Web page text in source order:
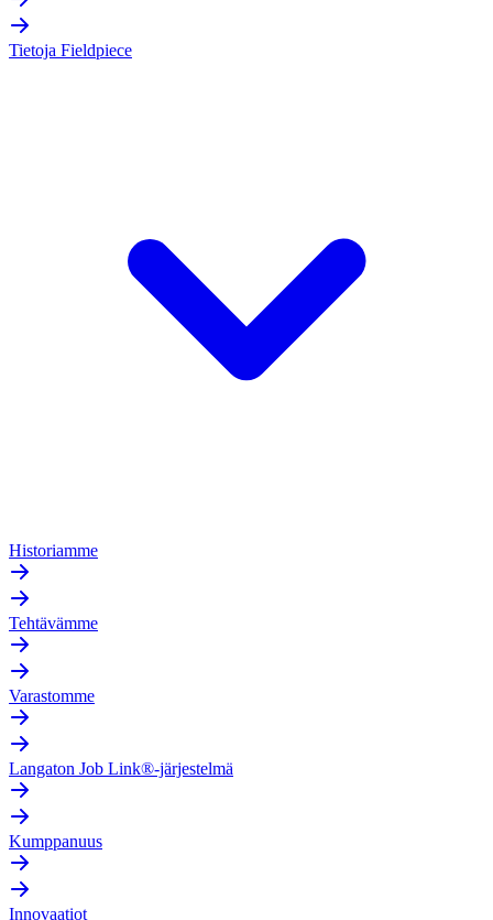
Tietoja Fieldpiece
Historiamme
Tehtävämme
Varastomme
Langaton Job Link®-järjestelmä
Kumppanuus
Innovaatiot